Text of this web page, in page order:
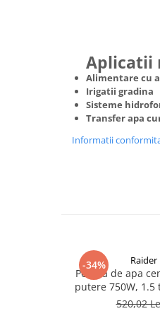
Storcatoare de fructeAplicatii
Alimentare cu
Irigatii gradina
Sisteme
Transfer apa
Informatii
-34%
Pompa de apa
putere 750W, 1.5
RD-
520,02